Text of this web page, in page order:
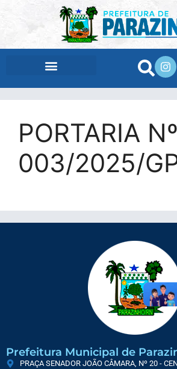
PORTARIA
003/2025/
Prefeitura Municipal de
PRAÇA SENADOR JOÃO CÂMARA, Nº 20 -